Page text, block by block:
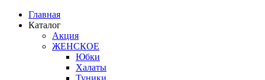
Главная
Каталог
Акция
ЖЕНСКОЕ
Юбки
Халаты
Туники